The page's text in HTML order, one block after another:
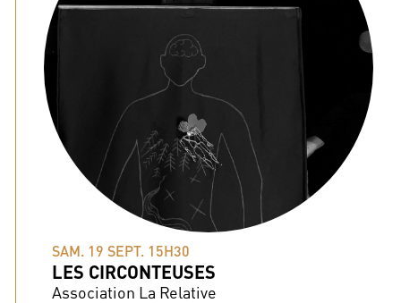
SAM. 19 SEPT. 15H30
LES CIRCONTEUSES
Association La Relative